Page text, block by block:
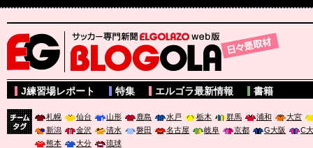
サッカー専門新聞ELGOLAZO web版 BLOGOLA
J練習場レポート 特集 エルゴラ最新情報 書籍
札幌 仙台 山形 鹿島 水戸 栃木 群馬 浦和
大宮
新潟
金沢 清水 磐田 名古屋 岐阜 京都 G大阪
C
熊本
大分 琉球